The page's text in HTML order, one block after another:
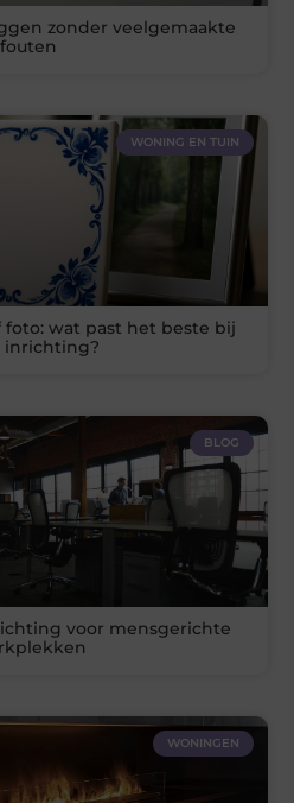
zonder veelgemaakte
fouten
WONING EN TUIN
wat past het beste bij
inrichting?
BLOG
voor mensgerichte
WONINGEN